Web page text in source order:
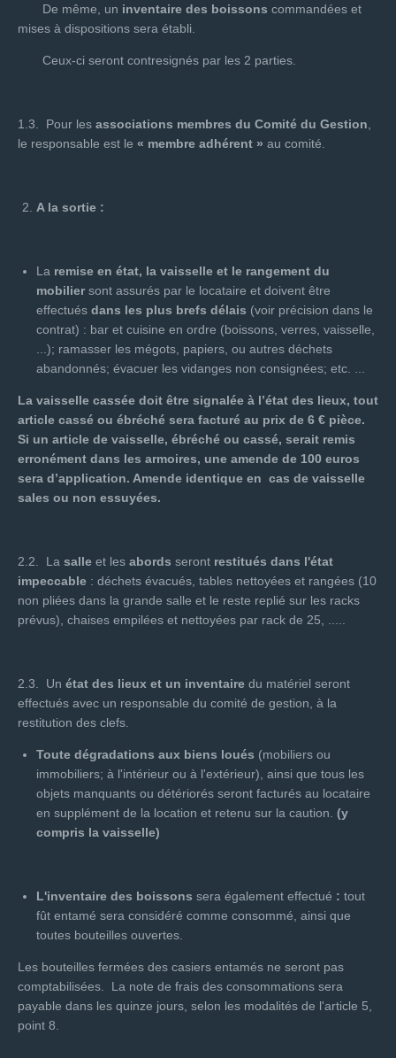
De même, un inventaire des boissons commandées et
mises à dispositions sera établi.
Ceux-ci seront contresignés par les 2 parties.
1.3. Pour les associations membres du Comité du Gestion
le responsable est le « membre adhérent » au comité.
A la sortie :
La remise en état, la vaisselle et le rangement du
mobiliersont assurés par le locataire et doivent être
effectués dans les plus brefs délais (voir précision dans le
contrat) : bar et cuisine en ordre (boissons, verres, vaisselle,
...); ramasser les mégots, papiers, ou autres déchets
abandonnés; évacuer les vidanges non consignées; etc. ...
La vaisselle cassée doit être signalée à l’état des lieux, tout
article cassé ou ébréché sera facturé au prix de 6 € pièce.
Si un article de vaisselle, ébréché ou cassé, serait remis
erronément dans les armoires, une amende de 100 euros
sera d’application. Amende identique en cas de vaisselle
sales ou non essuyées.
2.2. La salle et les abords seront restitués dans l'état
impeccable : déchets évacués, tables nettoyées et rangées (10
non pliées dans la grande salle et le reste replié sur les racks
prévus), chaises empilées et nettoyées par rack de 25, .....
2.3. Un état des lieux et un inventaire du matériel seront
effectués avec un responsable du comité de gestion, à la
restitution des clefs.
Toute dégradations aux biens loués (mobiliers ou
immobiliers; à l'intérieur ou à l'extérieur), ainsi que tous les
objets manquants ou détériorés seront facturés au locataire
en supplément de la location et retenu sur la caution. (y
compris la vaisselle)
L'inventaire des boissons sera également effectué : tout
fût entamé sera considéré comme consommé, ainsi que
toutes bouteilles ouvertes.
Les bouteilles fermées des casiers entamés ne seront pas
comptabilisées. La note de frais des consommations sera
payable dans les quinze jours, selon les modalités de l'article 5,
point 8.